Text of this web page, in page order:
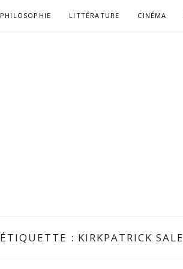
PHILOSOPHIE LITTÉRATURE CINÉMA
ÉTIQUETTE : KIRKPATRICK SALE